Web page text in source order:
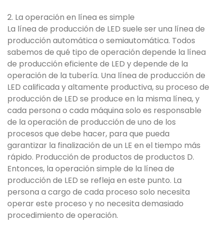
2. La operación en línea es simple
La línea de producción de LED suele ser una línea de
producción automática o semiautomática. Todos
sabemos de qué tipo de operación depende la línea
de producción eficiente de LED y depende de la
operación de la tubería. Una línea de producción de
LED calificada y altamente productiva, su proceso de
producción de LED se produce en la misma línea, y
cada persona o cada máquina solo es responsable
de la operación de producción de uno de los
procesos que debe hacer, para que pueda
garantizar la finalización de un LE en el tiempo más
rápido. Producción de productos de productos D.
Entonces, la operación simple de la línea de
producción de LED se refleja en este punto. La
persona a cargo de cada proceso solo necesita
operar este proceso y no necesita demasiado
procedimiento de operación.